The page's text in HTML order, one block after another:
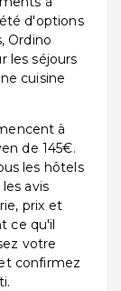
d'options
Ordino
les séjours
cuisine
à
de 145€.
les hôtels
avis
prix et
ce qu'il
votre
confirmez